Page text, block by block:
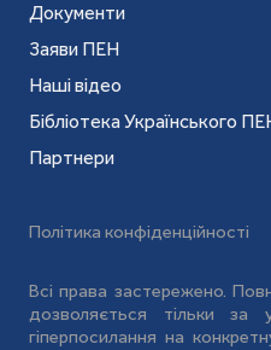
вітчизняних і
викладав історію
співробітником
Від 1997 року
міжнародного
Документи
Заяви ПЕН
Наші відео
Бібліотека Українського
Партнери
Політика конфіденційності
Всі права застережено.
дозволяється тільки за
гіперпосилання на